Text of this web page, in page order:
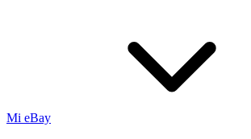
Mi eBay